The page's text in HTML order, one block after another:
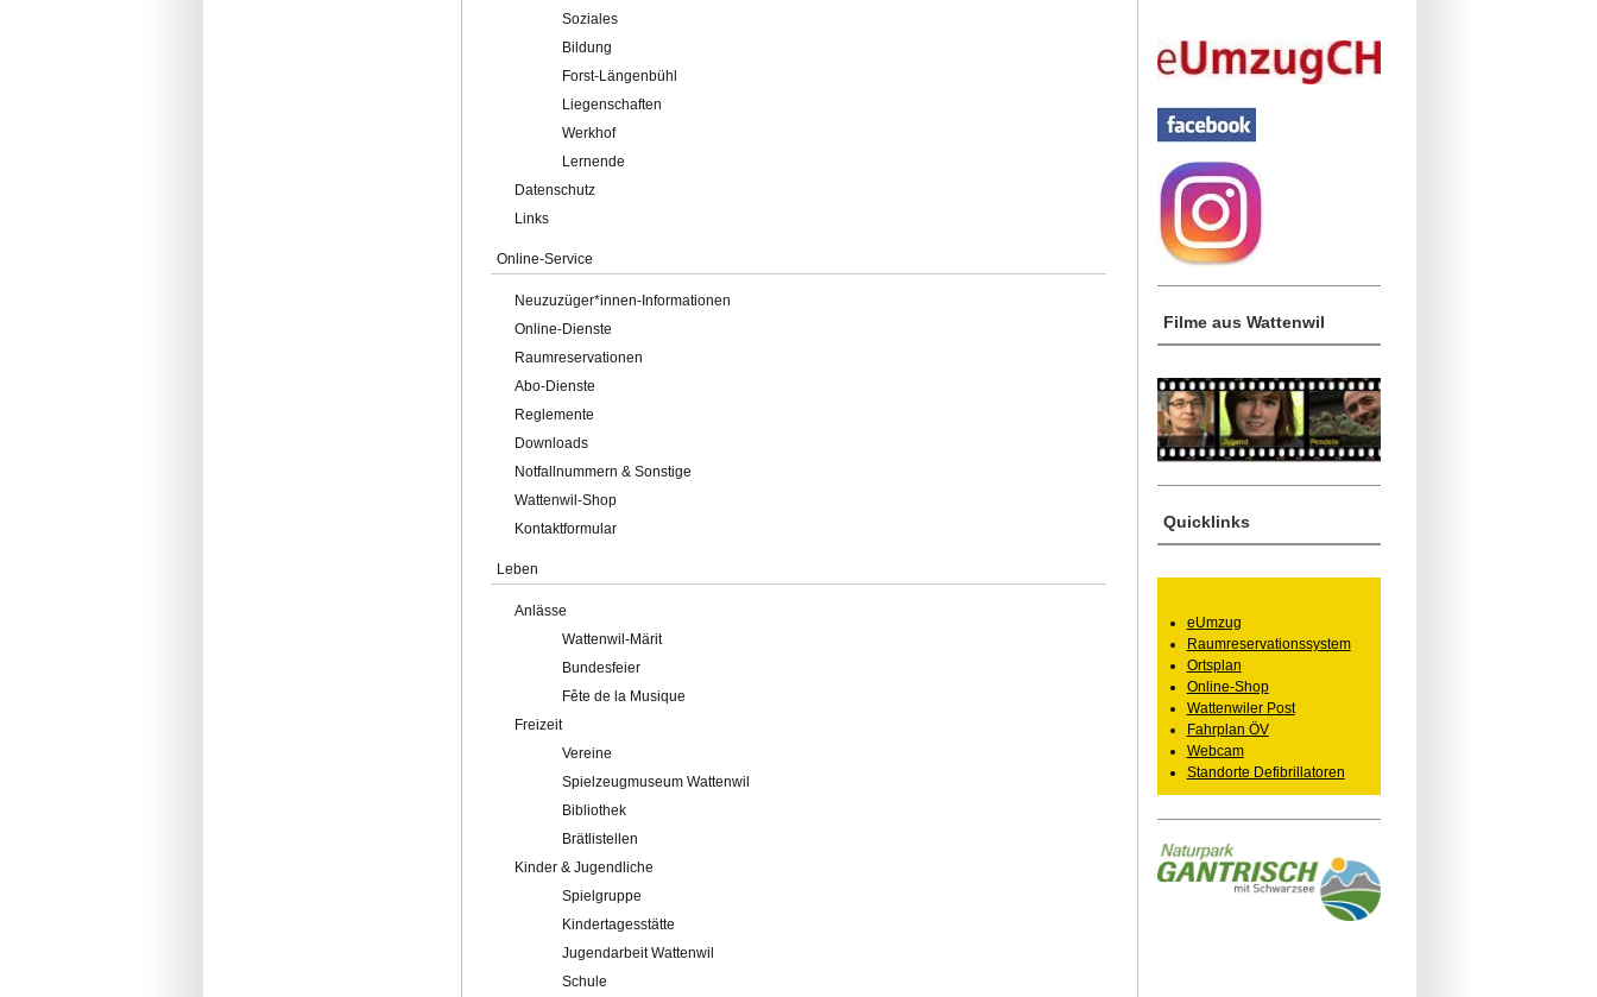
Soziales
Bildung
Forst-Längenbühl
Liegenschaften
Werkhof
Lernende
Datenschutz
Links
Online-Service
Neuzuzüger*innen-Informationen
Online-Dienste
Raumreservationen
Abo-Dienste
Reglemente
Downloads
Notfallnummern & Sonstige
Wattenwil-Shop
Kontaktformular
Leben
Anlässe
Wattenwil-Märit
Bundesfeier
Fête de la Musique
Freizeit
Vereine
Spielzeugmuseum Wattenwil
Bibliothek
Brätlistellen
Kinder & Jugendliche
Spielgruppe
Kindertagesstätte
Jugendarbeit Wattenwil
Schule
Filme aus Wattenwil
Quicklinks
eUmzug
Raumreservationssystem
Ortsplan
Online-Shop
Wattenwiler Post
Fahrplan ÖV
Webcam
Standorte Defibrillatoren